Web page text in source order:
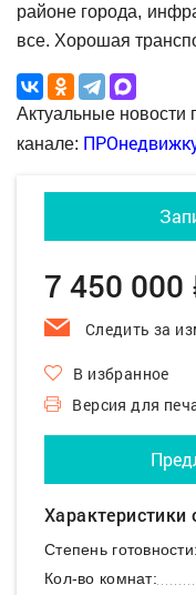
районе города,
все. Хорошая
Актуальные новости
канале:
7 450 000
Следить за
В избранное
Версия для
Характеристики
Степень готовности:
Кол-во комнат: